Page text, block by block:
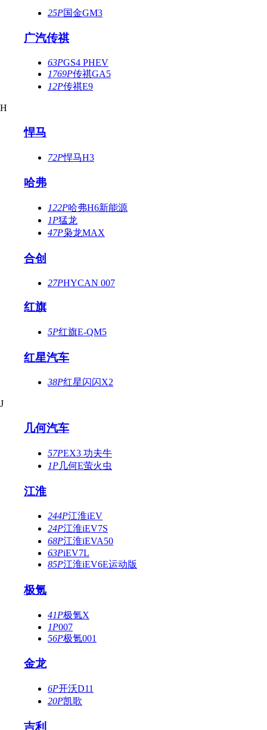
25P国金GM3
广汽传祺
63PGS4 PHEV
1769P传祺GA5
12P传祺E9
H
悍马
72P悍马H3
哈弗
122P哈弗H6新能源
1P猛龙
47P枭龙MAX
合创
27PHYCAN 007
红旗
5P红旗E-QM5
红星汽车
38P红星闪闪X2
J
几何汽车
57PEX3 功夫牛
1P几何E萤火虫
江淮
244P江淮iEV
24P江淮iEV7S
68P江淮iEVA50
63PiEV7L
85P江淮iEV6E运动版
极氪
41P极氪X
1P007
56P极氪001
金龙
6P开沃D11
20P凯歌
吉利